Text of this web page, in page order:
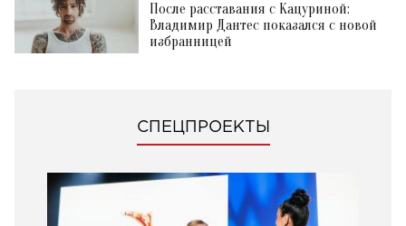
После расставания с Кацуриной:
Владимир Дантес показался с новой
избранницей
СПЕЦПРОЕКТЫ